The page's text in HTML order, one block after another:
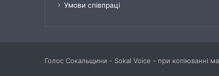
Умови співпраці
Голос Сокальщини - Sokal Voice - при копіюванні